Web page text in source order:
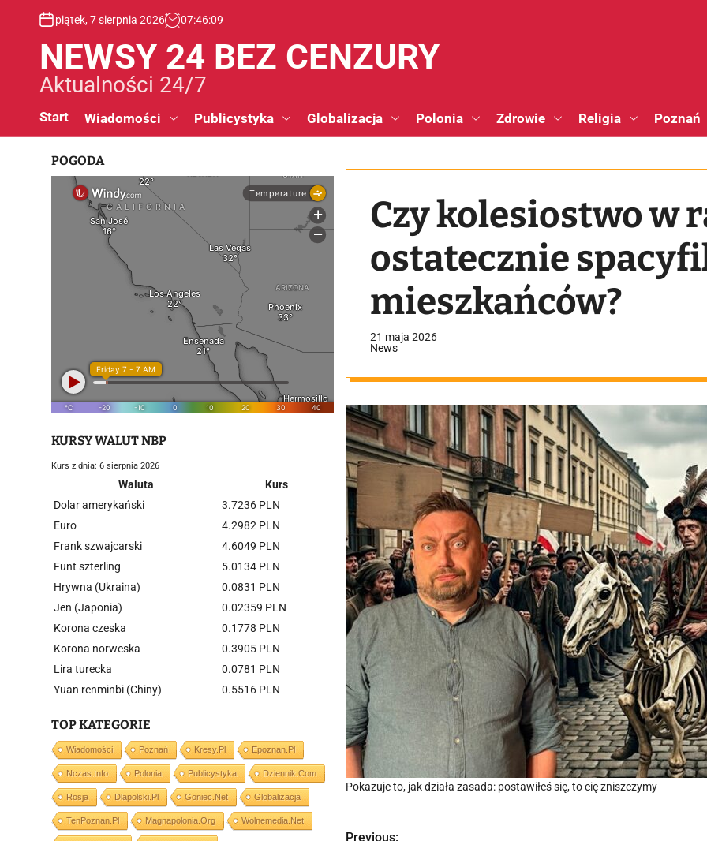
piątek, 7 sierpnia 2026 07:46:10
NEWSY 24 BEZ CENZURY
Aktualności 24/7
Start Wiadomości Publicystyka Globalizacja Polonia Zdrowie Religia Poznań
Czy kolesiostwo w
ostatecznie
mieszkańców?
21 maja 2026
News
Pokazuje to, jak działa zasada: postawiłeś się, to cię zniszczymy
Previous:
POGODA
KURSY WALUT NBP
Kurs z dnia: 6 sierpnia 2026
Waluta
Kurs
Dolar amerykański
3.7236 PLN
Euro
4.2982 PLN
Frank szwajcarski
4.6049 PLN
Funt szterling
5.0134 PLN
Hrywna (Ukraina)
0.0831 PLN
Jen (Japonia)
0.02359 PLN
Korona czeska
0.1778 PLN
Korona norweska
0.3905 PLN
Lira turecka
0.0781 PLN
Yuan renminbi (Chiny)
0.5516 PLN
TOP KATEGORIE
Wiadomości Poznań Kresy.pl Epoznan.pl
Nczas.info Polonia Publicystyka Dziennik.com
Rosja Dlapolski.pl Goniec.net Globalizacja
TenPoznan.pl Magnapolonia.org Wolnemedia.net